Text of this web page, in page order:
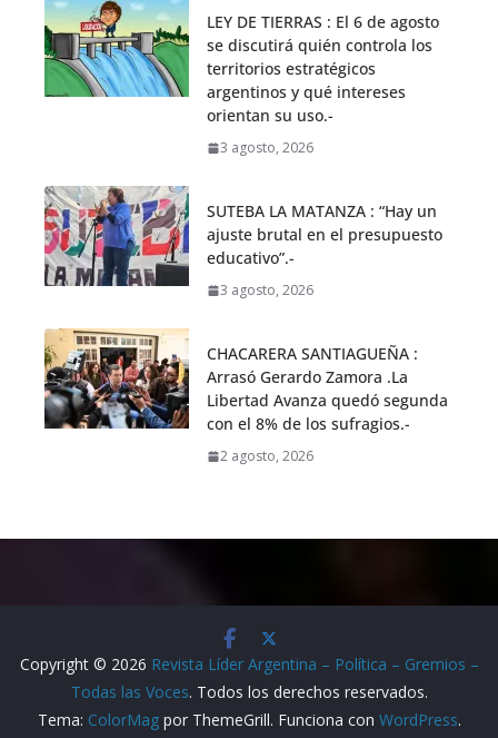
LEY DE TIERRAS : El 6 de agosto
se discutirá quién controla los
territorios estratégicos
argentinos y qué intereses
orientan su uso.-
3 agosto, 2026
SUTEBA LA MATANZA : “Hay un
ajuste brutal en el presupuesto
educativo”.-
3 agosto, 2026
CHACARERA SANTIAGUEÑA :
Arrasó Gerardo Zamora .La
Libertad Avanza quedó segunda
con el 8% de los sufragios.-
2 agosto, 2026
Copyright © 2026 Revista Líder Argentina – Política – Gremios –
Todas las Voces. Todos los derechos reservados.
Tema: ColorMagpor ThemeGrill. Funciona con WordPress.